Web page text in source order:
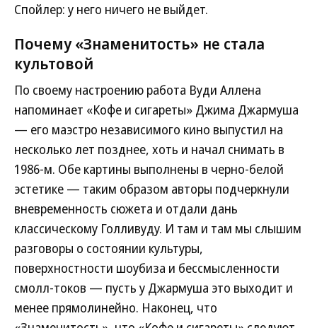
Спойлер: у него ничего не выйдет.
Почему «Знаменитость» не стала
культовой
По своему настроению работа Вуди Аллена
напоминает «Кофе и сигареты» Джима Джармуша
— его маэстро независимого кино выпустил на
несколько лет позднее, хоть и начал снимать в
1986-м. Обе картины выполнены в черно-белой
эстетике — таким образом авторы подчеркнули
вневременность сюжета и отдали дань
классическому Голливуду. И там и там мы слышим
разговоры о состоянии культуры,
поверхностности шоубиза и бессмысленности
смолл-токов — пусть у Джармуша это выходит и
менее прямолинейно. Наконец, что